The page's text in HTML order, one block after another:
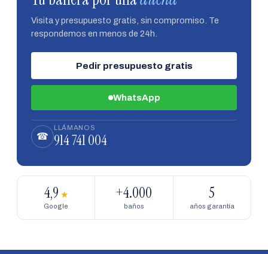
Visita y presupuesto gratis, sin compromiso. Te
respondemos en menos de 24h.
Pedir presupuesto gratis
WhatsApp
☎
LLÁMANOS
914 741 004
4,9 ★
Google
+4.000
baños
5
años garantía